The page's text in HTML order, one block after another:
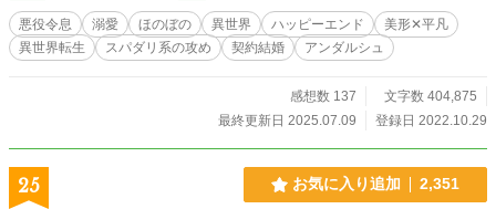
の流れに持っていけないか奮闘していたダリルだが、物語と
違った行動をする度に過去に飛ばされやり直しを強いられて
しまう。 そのやり直しで弟を巻き込んでしまい彼を死なせて
ことを決めた。 そしてついに、婚約者のアルフレッドから婚
約破棄を言い渡された……――。 （もうこれからは小説の展
につられ、呪われていると噂されるハウエル公爵家の使用人
悪役令息 溺愛 ほのぼの 異世界 ハッピーエンド
美形✕平凡
異世界転生
スパダリ系の攻め 契約結婚 アンダルシュ
感想数 137
文字数 404,875
最終更新日 2025.07.09
登録日 2022.10.29
25 お気に入り追加 2,351